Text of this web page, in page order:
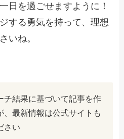
日を過ごせますように！
する勇気を持って、理想
いね。
チ結果に基づいて記事を作
、最新情報は公式サイトも
さい